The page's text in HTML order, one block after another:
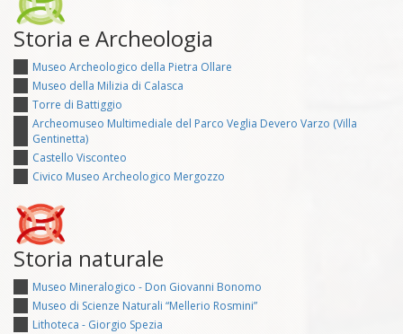
Storia e Archeologia
Museo Archeologico della Pietra Ollare
Museo della Milizia di Calasca
Torre di Battiggio
Archeomuseo Multimediale del Parco Veglia Devero Varzo (Villa
Gentinetta)
Castello Visconteo
Civico Museo Archeologico Mergozzo
Storia naturale
Museo Mineralogico - Don Giovanni Bonomo
Museo di Scienze Naturali “Mellerio Rosmini”
Lithoteca - Giorgio Spezia